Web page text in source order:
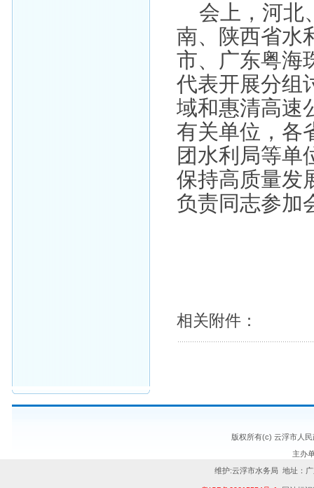
会上，河北
南、陕西省水
市、广东粤海
代表开展分组
域和惠清高速
有关单位，各
团水利局等单
保持高质量发
负责同志参加
相关附件：
版权所有(c) 云浮市人
主办
维护:云浮市水务局 地址：